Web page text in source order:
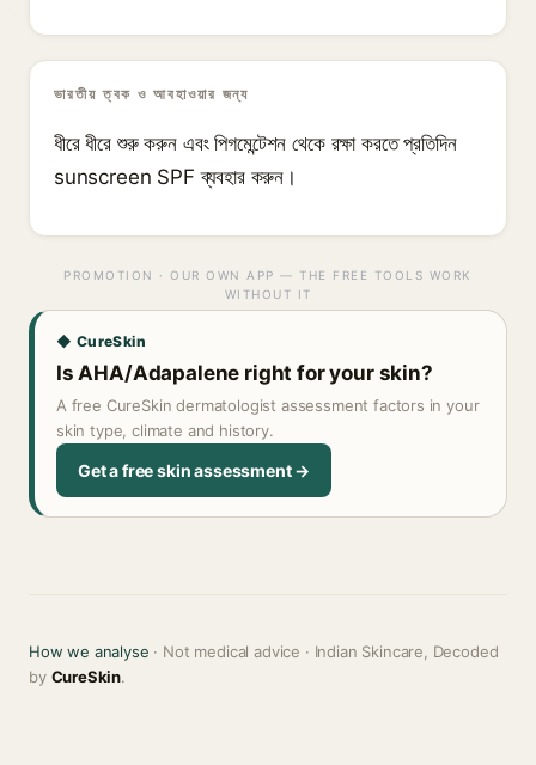
ভারতীয় ত্বক ও আবহাওয়ার জন্য
ধীরে ধীরে শুরু করুন এবং পিগমেন্টেশন থেকে রক্ষা করতে প্রতিদিন
sunscreen SPF ব্যবহার করুন।
PROMOTION · OUR OWN APP — THE FREE TOOLS WORK
WITHOUT IT
◆ CureSkin
Is AHA/Adapalene right for your skin?
A free CureSkin dermatologist assessment factors in your
skin type, climate and history.
Get a free skin assessment →
How we analyse · Not medical advice · Indian Skincare, Decoded
by CureSkin.